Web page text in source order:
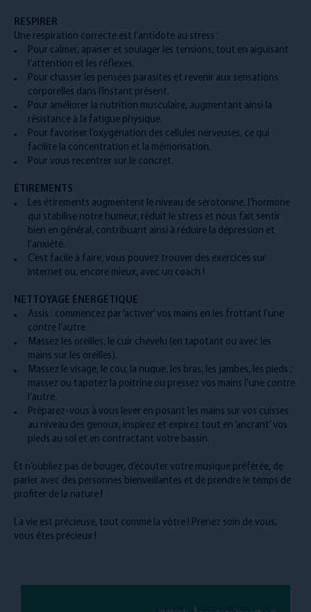
RESPIRER
Une respiration correcte est l’antidote au stress :
Pour calmer, apaiser et soulager les tensions, tout en aiguisant
l’attention et les réflexes.
Pour chasser les pensées parasites et revenir aux sensations
corporelles dans l’instant présent.
Pour améliorer la nutrition musculaire, augmentant ainsi la
résistance à la fatigue physique.
Pour favoriser l’oxygénation des cellules nerveuses, ce qui
facilite la concentration et la mémorisation.
Pour vous recentrer sur le concret.
ÉTIREMENTS
Les étirements augmentent le niveau de sérotonine, l’hormone
qui stabilise notre humeur, réduit le stress et nous fait sentir
bien en général, contribuant ainsi à réduire la dépression et
l’anxiété.
C’est facile à faire, vous pouvez trouver des exercices sur
Internet ou, encore mieux, avec un coach !
NETTOYAGE ÉNERGÉTIQUE
Assis : commencez par ‘activer’ vos mains en les frottant l’une
contre l’autre.
Massez les oreilles, le cuir chevelu (en tapotant ou avec les
mains sur les oreilles).
Massez le visage, le cou, la nuque, les bras, les jambes, les pieds ;
massez ou tapotez la poitrine ou pressez vos mains l’une contre
l’autre.
Préparez-vous à vous lever en posant les mains sur vos cuisses
au niveau des genoux, inspirez et expirez tout en ‘ancrant’ vos
pieds au sol et en contractant votre bassin.
Et n’oubliez pas de bouger, d’écouter votre musique préférée, de
parler avec des personnes bienveillantes et de prendre le temps de
profiter de la nature !
La vie est précieuse, tout comme la vôtre ! Prenez soin de vous,
vous êtes précieux !